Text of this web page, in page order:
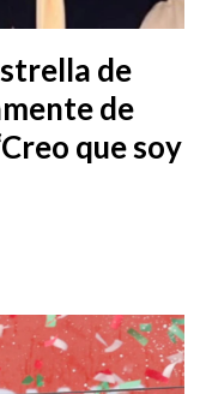
de
de
que soy